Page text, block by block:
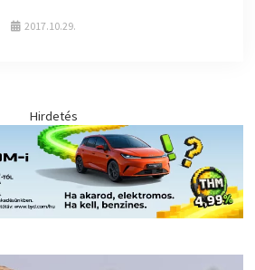
2017.10.29.
Hirdetés